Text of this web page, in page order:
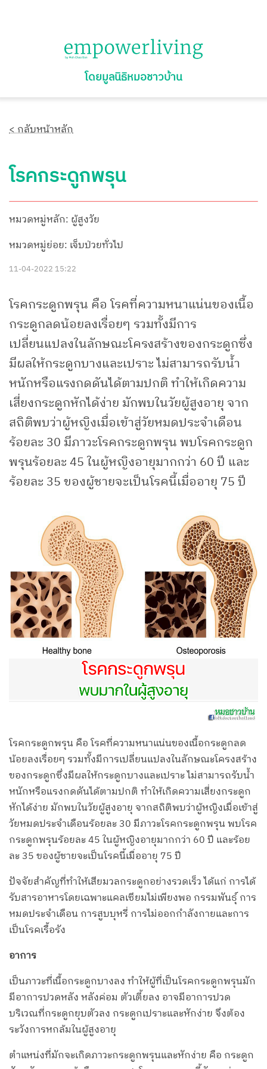
โดยมูลนิธิหมอชาวบ้าน
< กลับหน้าหลัก
โรคกระดูกพรุน
หมวดหมู่หลัก: ผู้สูงวัย
หมวดหมู่ย่อย: เจ็บป่วยทั่วไป
11-04-2022 15:22
โรคกระดูกพรุน คือ โรคที่ความหนาแน่นของเนื้อ
กระดูกลดน้อยลงเรื่อยๆ รวมทั้งมีการ
เปลี่ยนแปลงในลักษณะโครงสร้างของกระดูกซึ่ง
มีผลให้กระดูกบางและเปราะ ไม่สามารถรับน้ำ
หนักหรือแรงกดดันได้ตามปกติ ทำให้เกิดความ
เสี่ยงกระดูกหักได้ง่าย มักพบในวัยผู้สูงอายุ จาก
สถิติพบว่าผู้หญิงเมื่อเข้าสู่วัยหมดประจำเดือน
ร้อยละ 30 มีภาวะโรคกระดูกพรุน พบโรคกระดูก
พรุนร้อยละ 45 ในผู้หญิงอายุมากกว่า 60 ปี และ
ร้อยละ 35 ของผู้ชายจะเป็นโรคนี้เมื่ออายุ 75 ปี
โรคกระดูกพรุน คือ โรคที่ความหนาแน่นของเนื้อกระดูกลด
น้อยลงเรื่อยๆ รวมทั้งมีการเปลี่ยนแปลงในลักษณะโครงสร้าง
ของกระดูกซึ่งมีผลให้กระดูกบางและเปราะ ไม่สามารถรับน้ำ
หนักหรือแรงกดดันได้ตามปกติ ทำให้เกิดความเสี่ยงกระดูก
หักได้ง่าย มักพบในวัยผู้สูงอายุ จากสถิติพบว่าผู้หญิงเมื่อเข้าสู่
วัยหมดประจำเดือนร้อยละ 30 มีภาวะโรคกระดูกพรุน พบโรค
กระดูกพรุนร้อยละ 45 ในผู้หญิงอายุมากกว่า 60 ปี และร้อย
ละ 35 ของผู้ชายจะเป็นโรคนี้เมื่ออายุ 75 ปี
ปัจจัยสำคัญที่ทำให้เสียมวลกระดูกอย่างรวดเร็ว ได้แก่ การได้
รับสารอาหารโดยเฉพาะแคลเซียมไม่เพียงพอ กรรมพันธุ์ การ
หมดประจำเดือน การสูบบุหรี่ การไม่ออกกำลังกายและการ
เป็นโรคเรื้อรัง
อาการ
เป็นภาวะที่เนื้อกระดูกบางลง ทำให้ผู้ที่เป็นโรคกระดูกพรุนมัก
มีอาการปวดหลัง หลังค่อม ตัวเตี้ยลง อาจมีอาการปวด
บริเวณที่กระดูกยุบตัวลง กระดูกเปราะและหักง่าย จึงต้อง
ระวังการหกล้มในผู้สูงอายุ
ตำแหน่งที่มักจะเกิดภาวะกระดูกพรุนและหักง่าย คือ กระดูก